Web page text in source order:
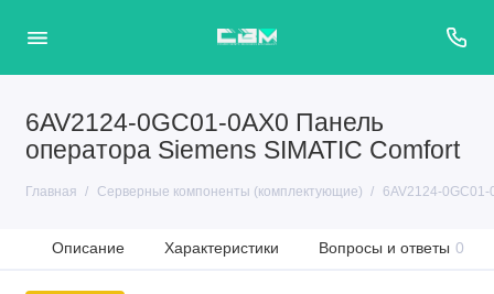
6AV2124-0GC01-0AX0 Панель
оператора Siemens SIMATIC Comfort
Главная Серверные компоненты (комплектующие) 6AV2124-
Описание Характеристики Вопросы и ответы 0